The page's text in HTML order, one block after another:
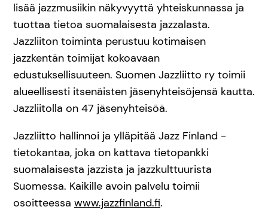
lisää jazzmusiikin näkyvyyttä yhteiskunnassa ja
tuottaa tietoa suomalaisesta jazzalasta.
Jazzliiton toiminta perustuu kotimaisen
jazzkentän toimijat kokoavaan
edustuksellisuuteen. Suomen Jazzliitto ry toimii
alueellisesti itsenäisten jäsenyhteisöjensä kautta.
Jazzliitolla on 47 jäsenyhteisöä.
Jazzliitto hallinnoi ja ylläpitää Jazz Finland -
tietokantaa, joka on kattava tietopankki
suomalaisesta jazzista ja jazzkulttuurista
Suomessa. Kaikille avoin palvelu toimii
osoitteessa www.jazzfinland.fi.